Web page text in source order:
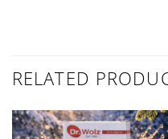
RELATED